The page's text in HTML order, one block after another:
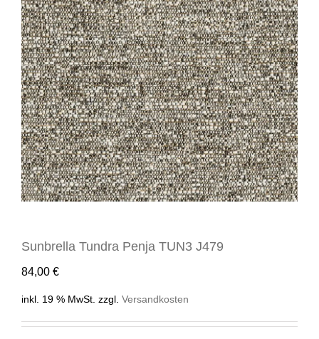
Sunbrella Tundra Penja TUN3 J479
84,00 €
inkl. 19 % MwSt. zzgl. Versandkosten